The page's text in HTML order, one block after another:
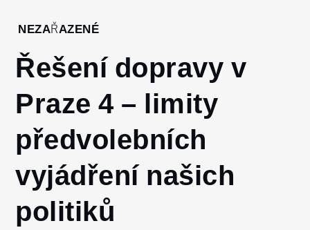
Home
Říjen
Řešení
dopravy v
Praze 4 –
limity
předvolebních
vyjádření
našich politiků
NEZAŘAZENÉ
Řešení dopravy v
Praze 4 – limity
předvolebních
vyjádření našich
politiků